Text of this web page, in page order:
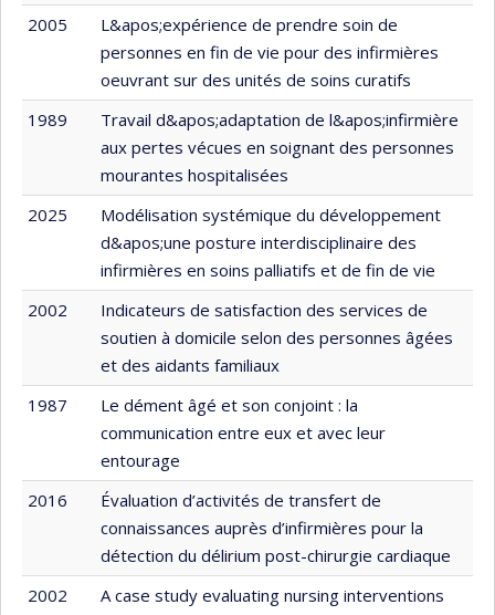
2005
L&apos;expérience de prendre soin de
personnes en fin de vie pour des infirmières
oeuvrant sur des unités de soins curatifs
1989
Travail d&apos;adaptation de l&apos;infirmière
aux pertes vécues en soignant des personnes
mourantes hospitalisées
2025
Modélisation systémique du développement
d&apos;une posture interdisciplinaire des
infirmières en soins palliatifs et de fin de vie
2002
Indicateurs de satisfaction des services de
soutien à domicile selon des personnes âgées
et des aidants familiaux
1987
Le dément âgé et son conjoint : la
communication entre eux et avec leur
entourage
2016
Évaluation d’activités de transfert de
connaissances auprès d’infirmières pour la
détection du délirium post-chirurgie cardiaque
2002
A case study evaluating nursing interventions